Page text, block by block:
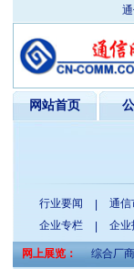
网站首页
行业要闻 通信
企业专栏
企业
网上展览： 综合厂商